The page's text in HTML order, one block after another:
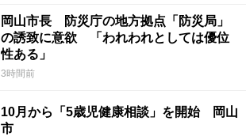
岡山市長 防災庁の地方拠点「防災局」
の誘致に意欲 「われわれとしては優位
性ある」
3時間前
10月から「5歳児健康相談」を開始 岡山
市